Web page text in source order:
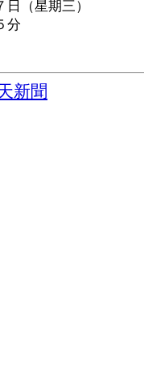
（星期三）
分
新聞